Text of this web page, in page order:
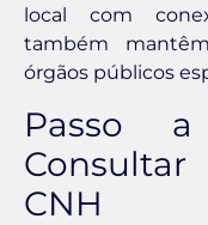
local com
também
órgãos públicos
Passo
Consultar
CNH